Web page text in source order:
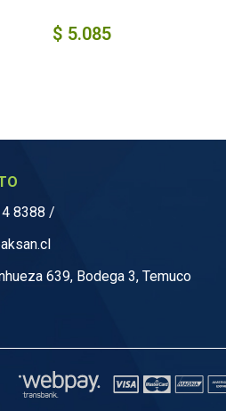
$ 5.085
8388 /
639, Bodega 3, Temuco